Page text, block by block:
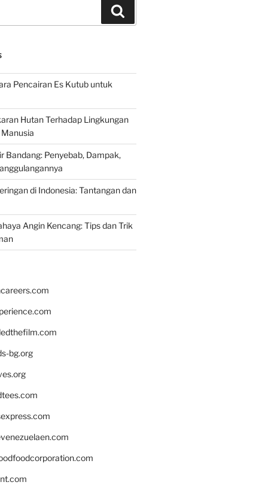
Pencairan Es Kutub untuk
Hutan Terhadap Lingkungan
Bandang: Penyebab, Dampak,
di Indonesia: Tantangan dan
Angin Kencang: Tips dan Trik
bg.org